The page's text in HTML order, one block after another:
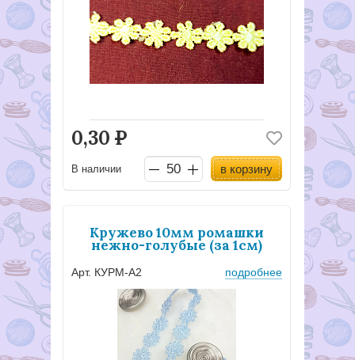
0,30 Р
В наличии в корзину
Кружево 10мм ромашки
нежно-голубые (за 1см)
Арт. КУРМ-А2 подробнее